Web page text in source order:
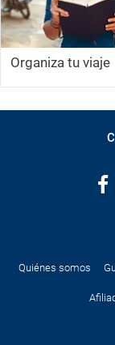
Organiza tu viaje
Quiénes somos